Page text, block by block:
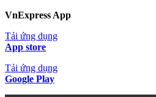
VnExpress App
Tải ứng dụng
App store
Tải ứng dụng
Google Play